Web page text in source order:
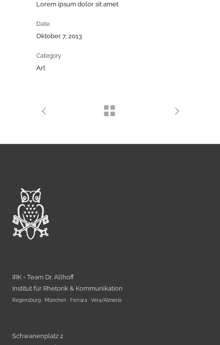
Lorem ipsum dolor sit amet
Date
Oktober 7, 2013
Category
Art
IRK - Team Dr. Allhoff
Institut für Rhetorik & Kommunikation
Regensburg · München · Ferrara · Vera/Almería
Schwanenplatz 2